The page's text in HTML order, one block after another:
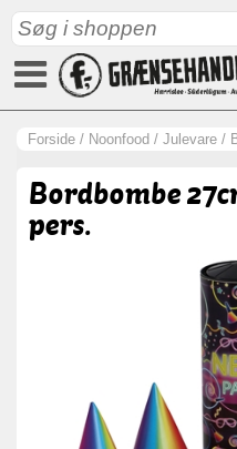
Forside / Noonfood / Julevare /
Bordbombe
pers.